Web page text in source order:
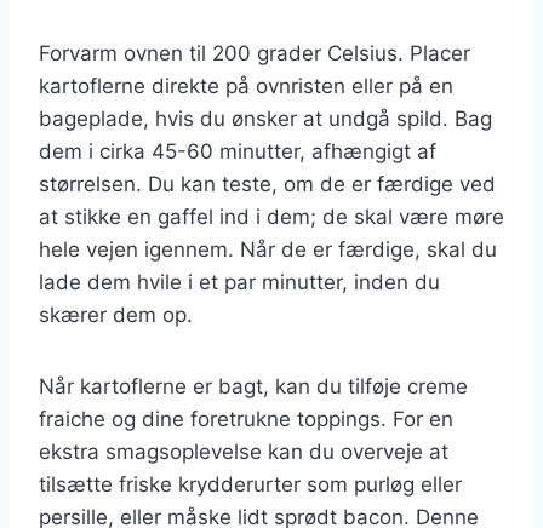
Forvarm ovnen til 200 grader Celsius. Placer
kartoflerne direkte på ovnristen eller på en
bageplade, hvis du ønsker at undgå spild. Bag
dem i cirka 45-60 minutter, afhængigt af
størrelsen. Du kan teste, om de er færdige ved
at stikke en gaffel ind i dem; de skal være møre
hele vejen igennem. Når de er færdige, skal du
lade dem hvile i et par minutter, inden du
skærer dem op.
Når kartoflerne er bagt, kan du tilføje creme
fraiche og dine foretrukne toppings. For en
ekstra smagsoplevelse kan du overveje at
tilsætte friske krydderurter som purløg eller
persille, eller måske lidt sprødt bacon. Denne